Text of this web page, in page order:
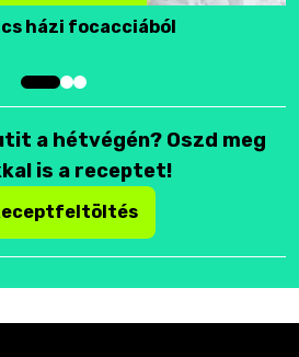
házi focacciából
a hétvégén? Oszd meg
is a receptet!